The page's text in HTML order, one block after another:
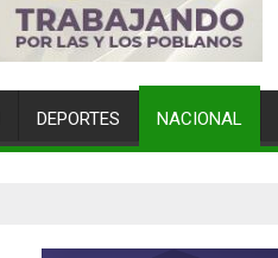
DEPORTES NACIONAL